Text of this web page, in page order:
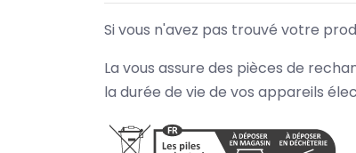
Si vous n'avez pas trouvé votre
La vous assure des pièces de
la durée de vie de vos appareils